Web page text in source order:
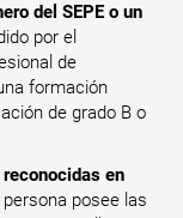
del SEPE o un
por el
de
formación
de grado B o
reconocidas en
posee las